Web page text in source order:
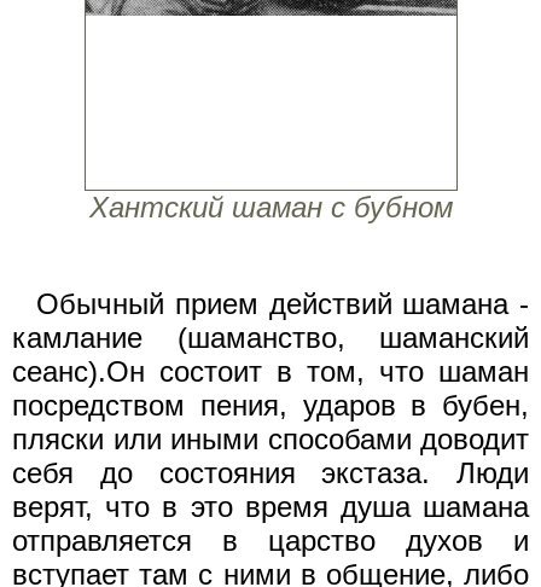
Хантский шаман с бубном
Обычный прием действий шамана -
камлание (шаманство, шаманский
сеанс).Он состоит в том, что шаман
посредством пения, ударов в бубен,
пляски или иными способами доводит
себя до состояния экстаза. Люди
верят, что в это время душа шамана
отправляется в царство духов и
вступает там с ними в общение, либо